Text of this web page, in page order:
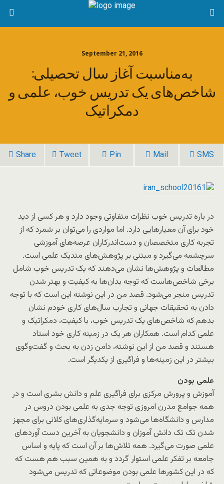
September 21, 2016
به‌مناسبت آغاز سال تحصیلی:
شاخص‌های یک تدریس خوب، علمی و
دمکراتیک
Share Tweet Pin Mail SMS
در باره تدریس خوب نظرات متفاوتی وجود دارد و هر کسی از دید
خود برای آن معیارهایی دارد. اما مواردی را می‌توان بر شمرد که از
تجربه کاری متخصصان و دست‌اندرکاران عرصه‌های آموزشی
سرچشمه می‌گیرد و مبتنی بر پژوهش‌های متدیک علمی است.
مطالعات و پژوهش‌ها نشان می‌دهند که یک تدریس خوب شامل
برخی شاخص‌هاست که توجه بدان‌ها به کیفیت و بهتر شدن
تدریس منجر می‌شود. قصد من در این نوشته این است که با توجه
دادن به تحقیقات جهانی و تجارب سال‌های کاری خودم نشان
بدهم که شاخص‌های یک تدریس خوب، با کیفیت، دمکراتیک و
علمی کدام است. همکاران هر یک در زمینه کاری خود استاد
هستند و قصد من از این نوشته، دامن زدن به بحث و گفت‌وگوی
بیشتر در این زمینه‌ها و فراگیری از یکدیگر است.
علمی بودن
آموزش و پرورش مرکزی برای فراگیری علم و دانش بشری است و در
همه جوامع مدرن امروزی توجه جدی به علمی بودن دروس در
مدارس و دانشگاه‌ها می‌شود و سرمایه‌گذاری‌های کلانی برای مجهز
شدن تک تک دانش آموزان و دانشجویان به آخرین دست آوردهای
علمی صورت می‌گیرد. همه تلاش‌ها بر آن است که پایه و اساس
جامعه بر تفکر علمی استوار گردد و به همین سبب هم هست که
که در این کشورها علمی بودن موضوعاتی که تدریس می‌شود